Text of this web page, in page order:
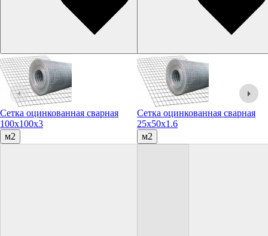
Сетка оцинкованная сварная
100х100х3
м2
Сетка оцинкованная сварная
25х50х1.6
м2